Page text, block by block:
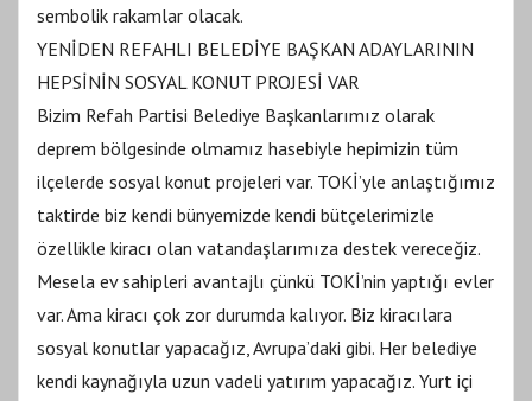
sembolik rakamlar olacak.
YENİDEN REFAHLI BELEDİYE BAŞKAN ADAYLARININ
HEPSİNİN SOSYAL KONUT PROJESİ VAR
Bizim Refah Partisi Belediye Başkanlarımız olarak
deprem bölgesinde olmamız hasebiyle hepimizin tüm
ilçelerde sosyal konut projeleri var. TOKİ’yle anlaştığımız
taktirde biz kendi bünyemizde kendi bütçelerimizle
özellikle kiracı olan vatandaşlarımıza destek vereceğiz.
Mesela ev sahipleri avantajlı çünkü TOKİ’nin yaptığı evler
var. Ama kiracı çok zor durumda kalıyor. Biz kiracılara
sosyal konutlar yapacağız, Avrupa’daki gibi. Her belediye
kendi kaynağıyla uzun vadeli yatırım yapacağız. Yurt içi